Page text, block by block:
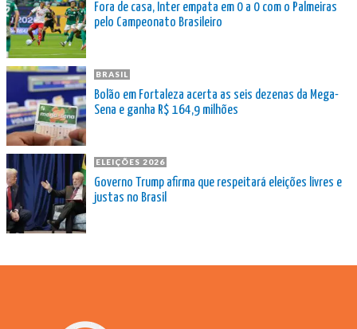
Fora de casa, Inter empata em 0 a 0 com o Palmeiras
pelo Campeonato Brasileiro
BRASIL
Bolão em Fortaleza acerta as seis dezenas da Mega-
Sena e ganha R$ 164,9 milhões
ELEIÇÕES 2026
Governo Trump afirma que respeitará eleições livres e
justas no Brasil